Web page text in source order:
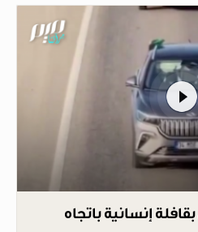
إنسانية باتجاه